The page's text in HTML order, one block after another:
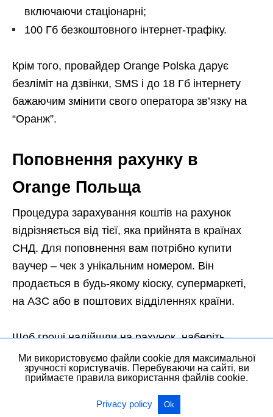
включаючи стаціонарні;
100 Гб безкоштовного інтернет-трафіку.
Крім того, провайдер Orange Polska дарує
безліміт на дзвінки, SMS і до 18 Гб інтернету
бажаючим змінити свого оператора зв’язку на
“Оранж”.
Поповнення рахунку в
Orange Польща
Процедура зарахування коштів на рахунок
відрізняється від тієї, яка прийнята в країнах
СНД. Для поповнення вам потрібно купити
ваучер – чек з унікальним номером. Він
продається в будь-якому кіоску, супермаркеті,
на АЗС або в поштових відділеннях країни.
Щоб гроші надійшли на рахунок, наберіть
наступну комбінацію цифр: * 125 *14 і цифровий
код, вказаний у ваучері та #. Крім зазначеного
інтернет на сайті провайдера, через мобільний
Ми використовуємо файли cookie для максимальної
зручності користувачів. Перебуваючи на сайті, ви
приймаєте правила використання файлів cookie.
Privacy policy Ok